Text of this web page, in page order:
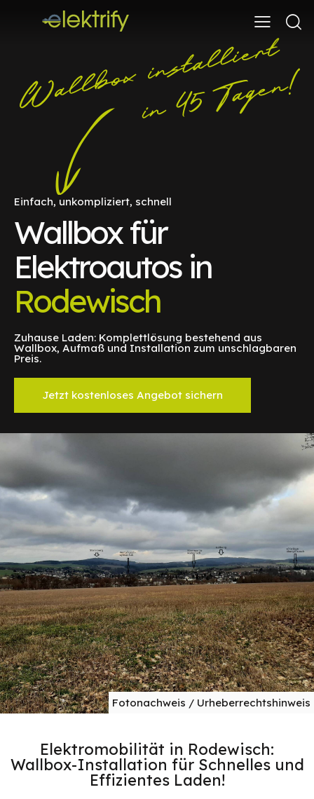
Einfach, unkompliziert, schnell
Wallbox für
Elektroautos in
Rodewisch
Zuhause Laden: Komplettlösung bestehend aus
Wallbox, Aufmaß und Installation zum unschlagbaren
Preis.
Jetzt kostenloses Angebot sichern
Fotonachweis / Urheberrechtshinweis
Elektromobilität in Rodewisch:
Wallbox-Installation für Schnelles und
Effizientes Laden!